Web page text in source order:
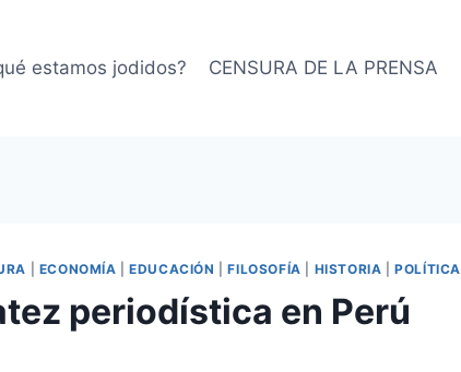
estamos jodidos? CENSURA DE LA PRENSA
ECONOMÍA |EDUCACIÓN |FILOSOFÍA HISTORIA |POLÍTICA
periodística en Perú